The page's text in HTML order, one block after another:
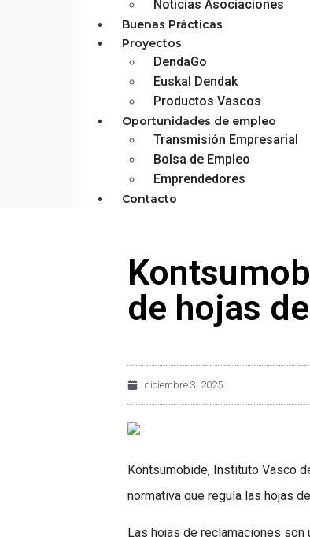
Noticias Asociaciones
Buenas Prácticas
Proyectos
DendaGo
Euskal Dendak
Productos Vascos
Oportunidades de empleo
Transmisión Empresarial
Bolsa de Empleo
Emprendedores
Contacto
de hojas
diciembre 3, 2025
Kontsumobide, Instituto Vasco
normativa que regula las hojas
Las hojas de reclamaciones